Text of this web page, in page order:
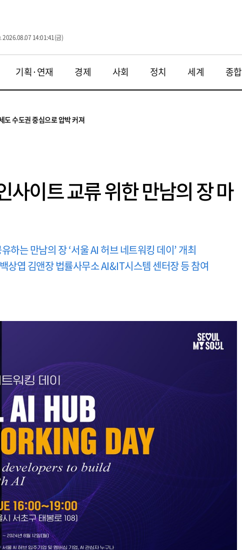
2026.08.07 14:01:41(금)
기획·연재 경제 사회 정치 세계 종합
수도권 중심으로 압박 커져
사이트 교류 위한 만남의 장 마
하는 만남의 장 ‘서울 AI 허브 네트워킹 데이’ 개최
상엽 김앤장 법률사무소 AI&IT시스템 센터장 등 참여